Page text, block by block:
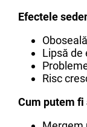
Efectele
Lipsă de
Risc
Cum putem